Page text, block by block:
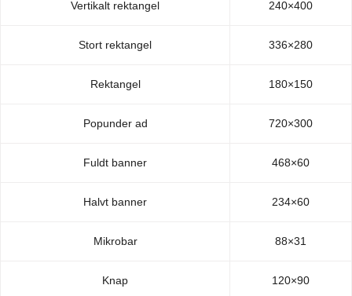
Vertikalt rektangel 240×400
Stort rektangel 336×280
Rektangel 180×150
Popunder ad 720×300
Fuldt banner 468×60
Halvt banner 234×60
Mikrobar 88×31
Knap 120×90